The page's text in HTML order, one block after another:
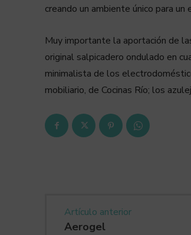
creando un ambiente único para
Muy importante la aportación de
original salpicadero ondulado en
minimalista de los
mobiliario, de Cocinas Río; los
Artículo anterior
Aerogel